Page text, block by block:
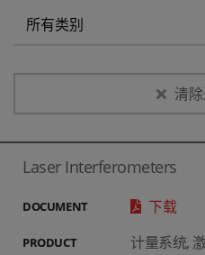
清
Laser Interferometers
DOCUMENT 下载
PRODUCT
计量系统,